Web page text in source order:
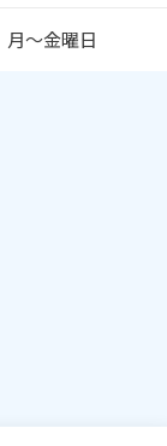
月〜金曜日